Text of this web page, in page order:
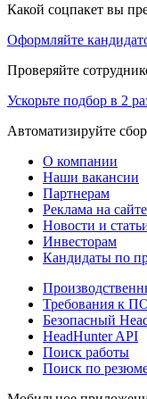
Какой соцпакет вы
Оформляйте
Проверяйте
Ускорьте подбор в 2
Автоматизируйте
О компании
Наши вакансии
Партнерам
Реклама на сайте
Новости и
Инвесторам
Кандидаты по
Требования к
Безопасный
HeadHunter API
Поиск работы
Поиск по